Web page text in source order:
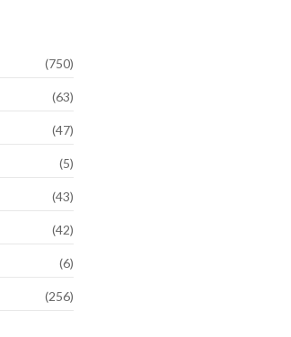
(750)
(63)
(47)
(5)
(43)
(42)
(6)
(256)